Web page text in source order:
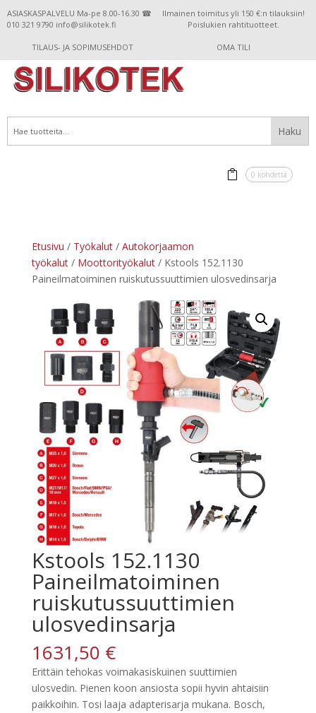
ASIASKASPALVELU Ma-pe 8.00-16.30 ☎
010 321 9790 info@silikotek.fi
Ilmainen toimitus yli 150 €:n tilauksiin!
Poislukien rahtituotteet.
TILAUS- JA SOPIMUSEHDOT OMA TILI
0 kohdetta
Etusivu / Työkalut/ Autokorjaamon
työkalut/ Moottorityökalut/ Kstools 152.1130
Paineilmatoiminen ruiskutussuuttimien ulosvedinsarja
Kstools 152.1130
Paineilmatoiminen
ruiskutussuuttimien
ulosvedinsarja
1631,50 €
Erittäin tehokas voimakasiskuinen suuttimien
ulosvedin. Pienen koon ansiosta sopii hyvin ahtaisiin
paikkoihin. Tosi laaja adapterisarja mukana. Bosch,